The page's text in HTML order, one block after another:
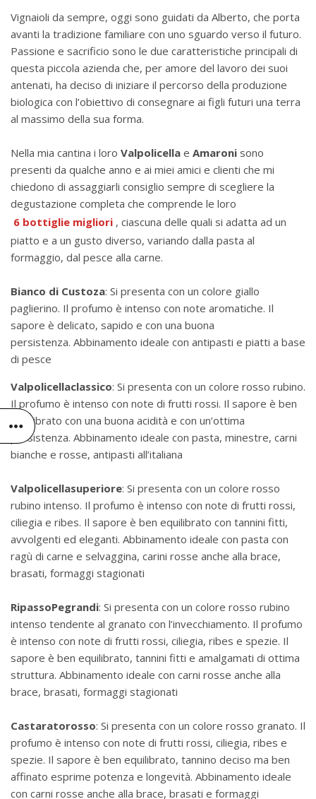
Vignaioli da sempre, oggi sono guidati da Alberto, che porta
avanti la tradizione familiare con uno sguardo verso il futuro.
Passione e sacrificio sono le due caratteristiche principali di
questa piccola azienda che, per amore del lavoro dei suoi
antenati, ha deciso di iniziare il percorso della produzione
biologica con l’obiettivo di consegnare ai figli futuri una terra
al massimo della sua forma.
Nella mia cantina i loro Valpolicella e Amaroni sono
presenti da qualche anno e ai miei amici e clienti che mi
chiedono di assaggiarli consiglio sempre di scegliere la
degustazione completa che comprende le loro
6 bottiglie migliori , ciascuna delle quali si adatta ad un
piatto e a un gusto diverso, variando dalla pasta al
formaggio, dal pesce alla carne.
Bianco di Custoza: Si presenta con un colore giallo
paglierino. Il profumo è intenso con note aromatiche. Il
sapore è delicato, sapido e con una buona
persistenza. Abbinamento ideale con antipasti e piatti a base
di pesce
Valpolicellaclassico: Si presenta con un colore rosso rubino.
Il profumo è intenso con note di frutti rossi. Il sapore è ben
equilibrato con una buona acidità e con un’ottima
persistenza. Abbinamento ideale con pasta, minestre, carni
bianche e rosse, antipasti all’italiana
Valpolicellasuperiore: Si presenta con un colore rosso
rubino intenso. Il profumo è intenso con note di frutti rossi,
ciliegia e ribes. Il sapore è ben equilibrato con tannini fitti,
avvolgenti ed eleganti. Abbinamento ideale con pasta con
ragù di carne e selvaggina, carini rosse anche alla brace,
brasati, formaggi stagionati
RipassoPegrandi: Si presenta con un colore rosso rubino
intenso tendente al granato con l’invecchiamento. Il profumo
è intenso con note di frutti rossi, ciliegia, ribes e spezie. Il
sapore è ben equilibrato, tannini fitti e amalgamati di ottima
struttura. Abbinamento ideale con carni rosse anche alla
brace, brasati, formaggi stagionati
Castaratorosso: Si presenta con un colore rosso granato. Il
profumo è intenso con note di frutti rossi, ciliegia, ribes e
spezie. Il sapore è ben equilibrato, tannino deciso ma ben
affinato esprime potenza e longevità. Abbinamento ideale
con carni rosse anche alla brace, brasati e formaggi